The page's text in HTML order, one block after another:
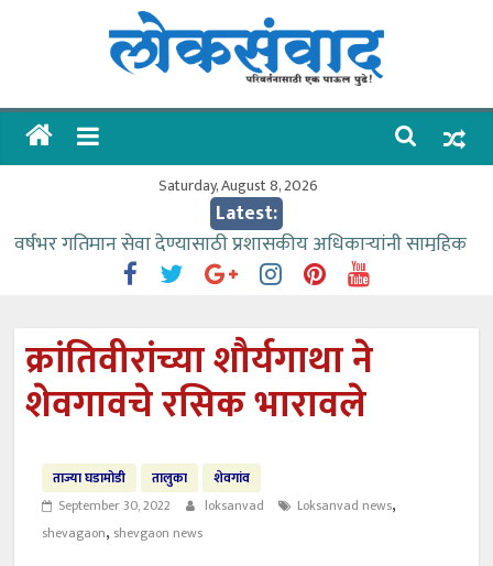
लोकसंवाद
ताज्या
Saturday, August 8, 2026
Latest:
वर्षभर गतिमान सेवा देण्यासाठी प्रशासकीय अधिकाऱ्यांनी सामुहिक
प्रयत्न करावे – आमदार काळे
आत्मामालिक गुरूकूलाचे २२८ विद्यार्थी शिष्यवृत्तीस पात्र
ईच्छा आणि मेहनतीच्या बळावर यश मिळवता येते – शिवप्रसाद
आमदार आशुतोष काळे यांचा वाढदिवस विविध सामाजिक
उपक्रमांनी साजरा
क्रांतिवीरांच्या शौर्यगाथा ने
शेवगावचे रसिक भारावले
ताज्या घडामोडी तालुका
शेवगांव
September 30, 2022
loksanvad Loksanvad news,
shevagaon, shevgaon news